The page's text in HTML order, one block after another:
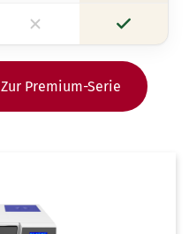
nein
Zur Premium-Serie